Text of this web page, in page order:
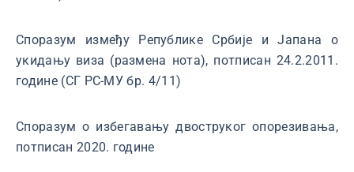
Споразум између Републике Србије и Јапана о
укидању виза (размена нота), потписан 24.2.2011.
године (СГ РС-МУ бр. 4/11)
Споразум о избегавању двоструког опорезивања,
потписан 2020. године